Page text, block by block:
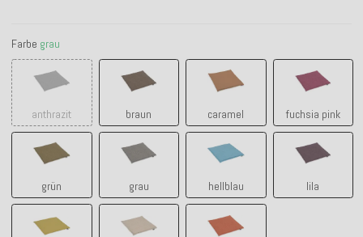
Farbe grau
anthrazit
anthrazit
braun
braun
caramel
caramel
fuchsia pink
fuchsia
grün
grün
grau
grau
hellblau lila
lila
lime green natur beige orange